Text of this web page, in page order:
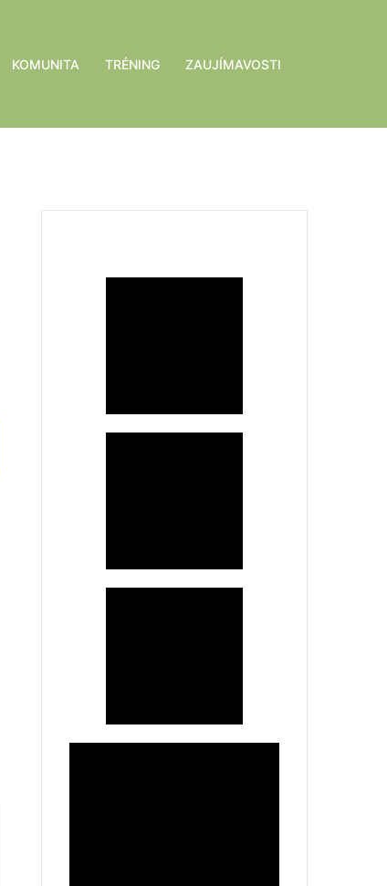
KOMUNITA TRÉNING ZAUJÍMAVOSTI